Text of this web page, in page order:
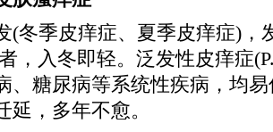
季皮痒症、夏季皮痒症)，
，入冬即轻。泛发性皮痒症
、糖尿病等系统性疾病，均
延，多年不愈。